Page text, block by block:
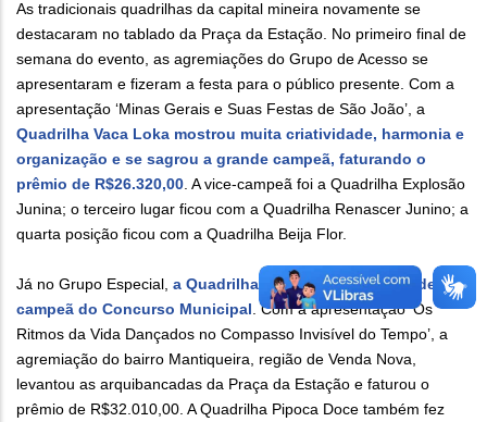
As tradicionais quadrilhas da capital mineira novamente se
destacaram no tablado da Praça da Estação. No primeiro final de
semana do evento, as agremiações do Grupo de Acesso se
apresentaram e fizeram a festa para o público presente. Com a
apresentação ‘Minas Gerais e Suas Festas de São João’, a
Quadrilha Vaca Loka mostrou muita criatividade, harmonia e
organização e se sagrou a grande campeã, faturando o
prêmio de R$26.320,00. A vice-campeã foi a Quadrilha Explosão
Junina; o terceiro lugar ficou com a Quadrilha Renascer Junino; a
quarta posição ficou com a Quadrilha Beija Flor.
Já no Grupo Especial, a Quadrilha Arriba Saia foi a grande
campeã do Concurso Municipal. Com a apresentação ‘Os
Ritmos da Vida Dançados no Compasso Invisível do Tempo’, a
agremiação do bairro Mantiqueira, região de Venda Nova,
levantou as arquibancadas da Praça da Estação e faturou o
prêmio de R$32.010,00. A Quadrilha Pipoca Doce também fez